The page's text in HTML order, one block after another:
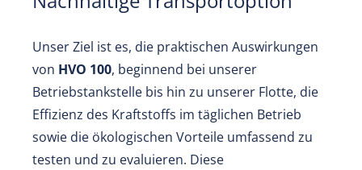
Unser Ziel ist es, die praktischen Auswirkungen
von HVO 100, beginnend bei unserer
Betriebstankstelle bis hin zu unserer Flotte, die
Effizienz des Kraftstoffs im täglichen Betrieb
sowie die ökologischen Vorteile umfassend zu
testen und zu evaluieren. Diese